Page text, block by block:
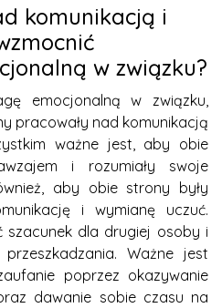
komunikacją i
w związku?
emocjonalną w związku,
pracowały nad komunikacją
ważne jest, aby obie
i rozumiały swoje
aby obie strony były
i wymianę uczuć.
szacunek dla drugiej osoby i
Ważne jest
poprzez okazywanie
dawanie sobie czasu na